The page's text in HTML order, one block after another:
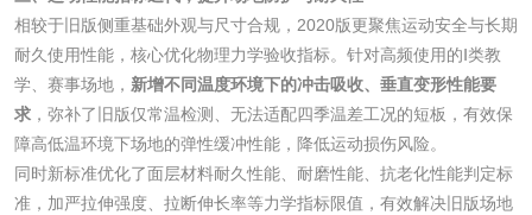
相较于旧版侧重基础外观与尺寸合规，2020版更聚焦运动安全与长期
耐久使用性能，核心优化物理力学验收指标。针对高频使用的Ⅰ类教
学、赛事场地， 新增不同温度环境下的冲击吸收、垂直变形性能要
求 ，弥补了旧版仅常温检测、无法适配四季温差工况的短板，有效保
障高低温环境下场地的弹性缓冲性能，降低运动损伤风险。
同时新标准优化了面层材料耐久性能、耐磨性能、抗老化性能判定标
准，加严拉伸强度、拉断伸长率等力学指标限值，有效解决旧版场地
乳酸钠检测 消泡剂检测
化工助剂检测 涂料助剂检测
化工原料检测 化学品检测